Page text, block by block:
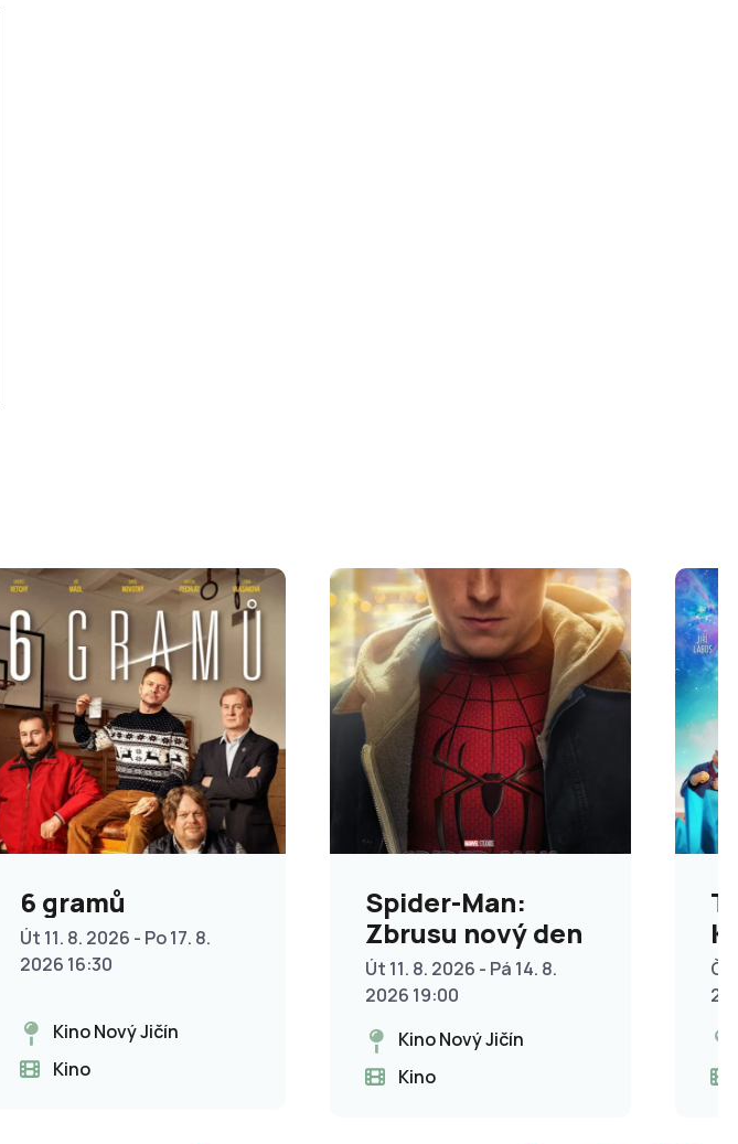
6 gramů
Út 11. 8. 2026 - Po 17. 8.
2026 16:30
Kino Nový Jičín
Kino
Spider-Man:
Zbrusu nový den
Út 11. 8. 2026 - Pá 14. 8.
2026 19:00
Kino Nový Jičín
Kino
Čt